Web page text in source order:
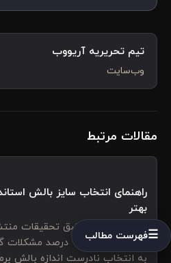
تیم تحریریه آریووب
وب‌سایت
مقالات مرتبط
راهنمای انتخاب سایز بالش
بهتر
آیا می‌دانستید طبق تحقیقات
خواب، بیش از ۷۰
به انتخاب نادرست اندازه بالش
☰فهرست مطالب